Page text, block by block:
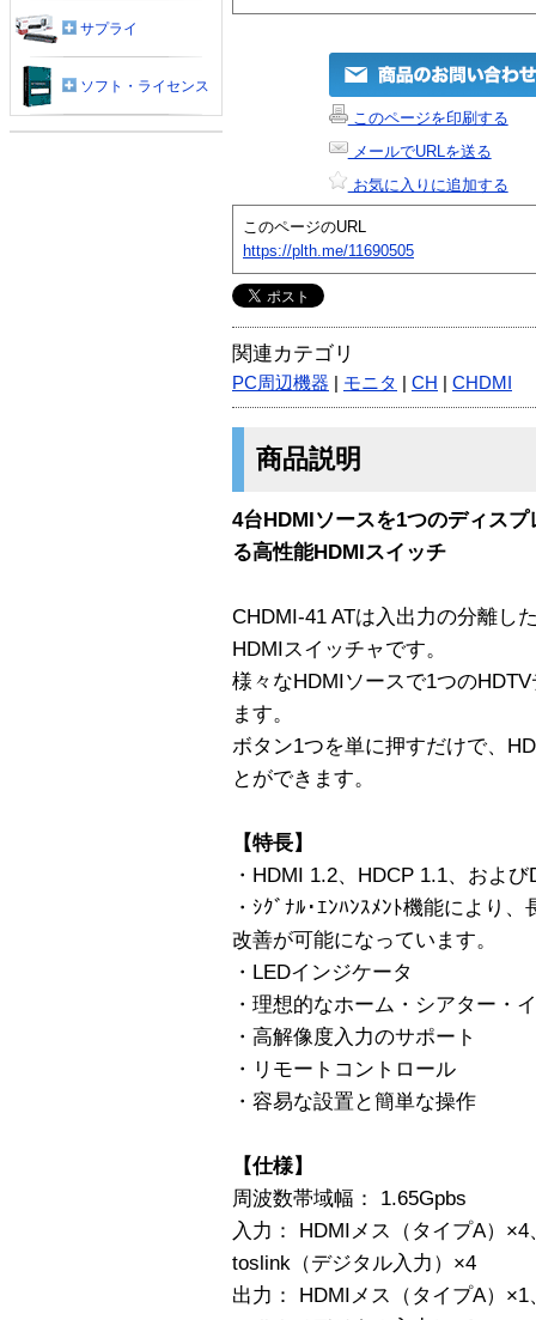
このページを印刷する
メールでURLを送る
お気に入りに追加する
このページのURL
https://plth.me/11690505
関連カテゴリ
PC周辺機器 モニタ CH CHDMI
商品説明
4台HDMIソースを1つのディス
る高性能HDMIスイッチ
CHDMI-41 ATは入出力の分離し
HDMIスイッチャです。
様々なHDMIソースで1つの
ます。
ボタン1つを単に押すだけで、
とができます。
【特長】
・HDMI 1.2、HDCP 1.1、およ
・ｼｸﾞﾅﾙ･ｴﾝﾊﾝｽﾒﾝﾄ機能により
改善が可能になっています。
・LEDインジケータ
・理想的なホーム・シアター・
・高解像度入力のサポート
・リモートコントロール
・容易な設置と簡単な操作
【仕様】
周波数帯域幅： 1.65Gpbs
入力： HDMIメス（タイプA）
toslink（デジタル入力）×4
出力： HDMIメス（タイプA）
サプライ
ソフト・ライセンス